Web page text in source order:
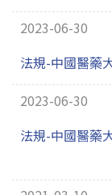
2023-06-30
法規-中國醫藥
2023-06-30
法規-中國醫藥